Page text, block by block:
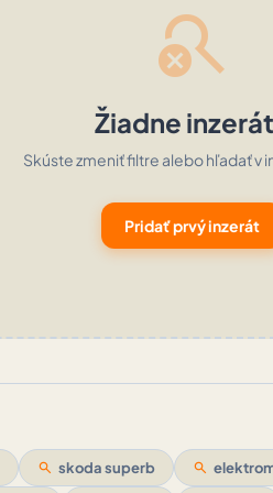
search_off
Žiadne
Skúste zmeniť filtre alebo hľadať v
Pridať prvý inzerát
search skoda superb search